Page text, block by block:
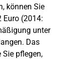
können Sie
(2014:
unter
Das
Sie pflegen,